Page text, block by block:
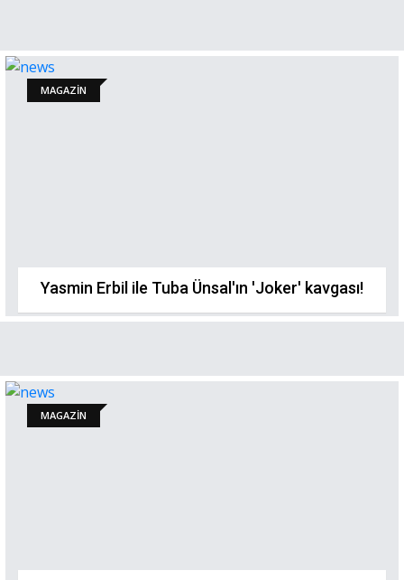
MAGAZİN
Yasmin Erbil ile Tuba Ünsal'ın 'Joker' kavgası!
MAGAZİN